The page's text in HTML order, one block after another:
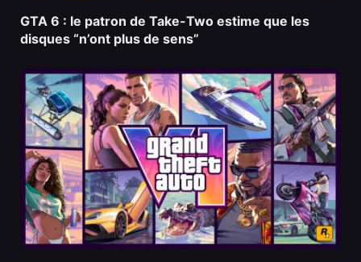
GTA 6 : le patron de Take-Two estime que les
disques “n’ont plus de sens”